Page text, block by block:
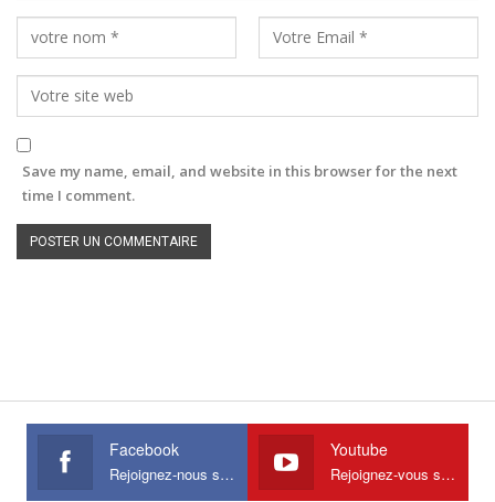
Save my name, email, and website in this browser for the next
time I comment.
Facebook
Rejoignez-nous sur Facebook
Youtube
Rejoignez-vous sur Youtube